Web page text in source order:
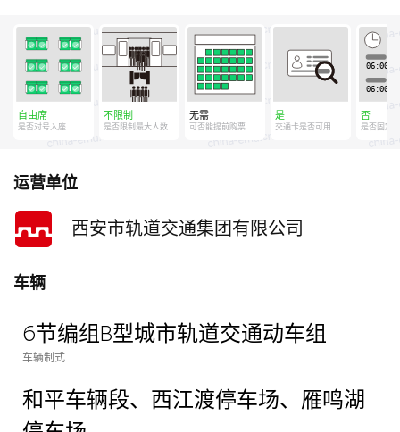
自由席
是否对号入座
不限制
是否限制最大人数
无需
可否能提前购票
是
交通卡是否可用
否
是否固定
运营单位
西安市轨道交通集团有限公司
车辆
6节编组B型城市轨道交通动车组
车辆制式
和平车辆段、西江渡停车场、雁鸣湖